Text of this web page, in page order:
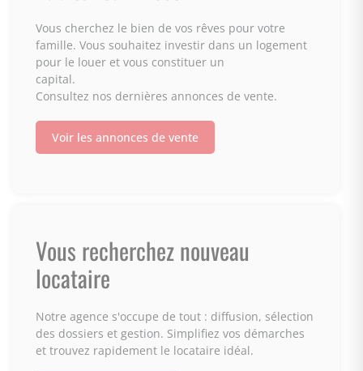
Vous cherchez le bien de vos rêves pour votre
famille. Vous souhaitez investir dans un logement
pour le louer et vous constituer un
capital.
Consultez nos dernières annonces de vente.
Voir les annonces de vente
Vous recherchez nouveau
locataire
Notre agence s'occupe de tout : diffusion, sélection
des dossiers et gestion. Simplifiez vos démarches
et trouvez rapidement le locataire idéal.